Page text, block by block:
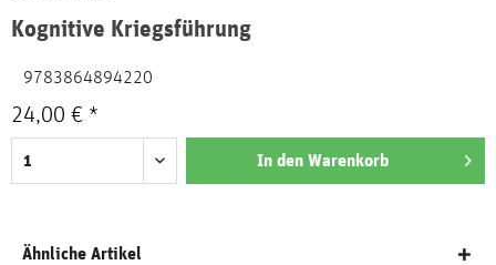
Kognitive Kriegsführung
9783864894220
24,00 € *
In den Warenkorb
Ähnliche Artikel